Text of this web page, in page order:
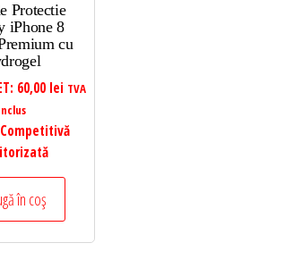
Protectie
iPhone 8
cu
60,00 lei TVA
în coș